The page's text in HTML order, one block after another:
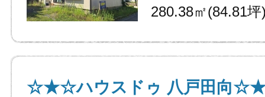
280.38㎡(84.81坪
☆★☆ハウスドゥ 八戸田向